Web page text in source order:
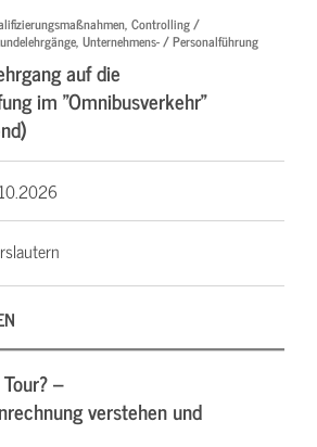
Controlling /
Unternehmens- / Personalführung
auf die
im "Omnibusverkehr"
–
verstehen und